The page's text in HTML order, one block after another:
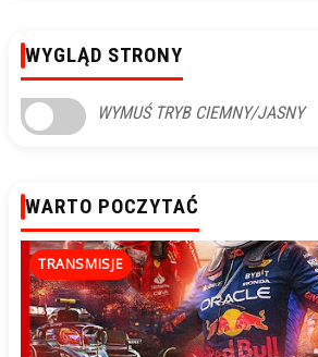
WYGLĄD STRONY
WYMUŚ TRYB CIEMNY/JASNY
WARTO POCZYTAĆ
TRANSMISJE